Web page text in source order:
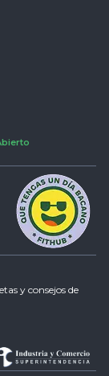
y consejos de